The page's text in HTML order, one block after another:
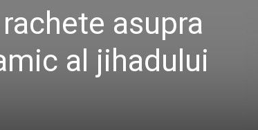
asupra
al jihadului